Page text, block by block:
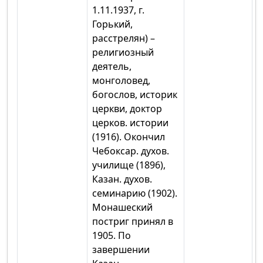
1.11.1937, г.
Горький,
расстрелян) –
религиозный
деятель,
монголовед,
богослов, историк
церкви, доктор
церков. истории
(1916). Окончил
Чебоксар. духов.
училище (1896),
Казан. духов.
семинарию (1902).
Монашеский
постриг принял в
1905. По
завершении